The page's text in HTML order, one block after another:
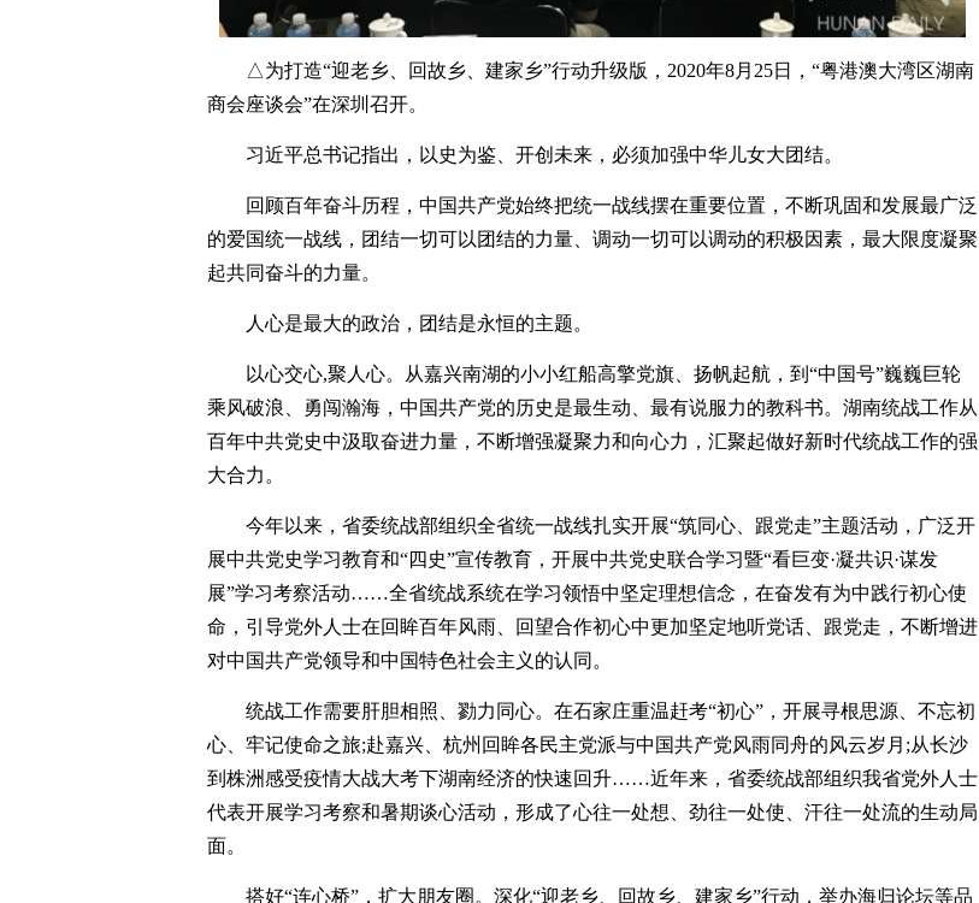
△为打造“迎老乡、回故乡、建家乡”行动升级版，2020年8月25日，“粤港澳大湾区湖南
商会座谈会”在深圳召开。
习近平总书记指出，以史为鉴、开创未来，必须加强中华儿女大团结。
回顾百年奋斗历程，中国共产党始终把统一战线摆在重要位置，不断巩固和发展最广泛
的爱国统一战线，团结一切可以团结的力量、调动一切可以调动的积极因素，最大限度凝聚
起共同奋斗的力量。
人心是最大的政治，团结是永恒的主题。
以心交心,聚人心。从嘉兴南湖的小小红船高擎党旗、扬帆起航，到“中国号”巍巍巨轮
乘风破浪、勇闯瀚海，中国共产党的历史是最生动、最有说服力的教科书。湖南统战工作从
百年中共党史中汲取奋进力量，不断增强凝聚力和向心力，汇聚起做好新时代统战工作的强
大合力。
今年以来，省委统战部组织全省统一战线扎实开展“筑同心、跟党走”主题活动，广泛开
展中共党史学习教育和“四史”宣传教育，开展中共党史联合学习暨“看巨变·凝共识·谋发
展”学习考察活动……全省统战系统在学习领悟中坚定理想信念，在奋发有为中践行初心使
命，引导党外人士在回眸百年风雨、回望合作初心中更加坚定地听党话、跟党走，不断增进
对中国共产党领导和中国特色社会主义的认同。
统战工作需要肝胆相照、勠力同心。在石家庄重温赶考“初心”，开展寻根思源、不忘初
心、牢记使命之旅;赴嘉兴、杭州回眸各民主党派与中国共产党风雨同舟的风云岁月;从长沙
到株洲感受疫情大战大考下湖南经济的快速回升……近年来，省委统战部组织我省党外人士
代表开展学习考察和暑期谈心活动，形成了心往一处想、劲往一处使、汗往一处流的生动局
面。
搭好“连心桥”，扩大朋友圈。深化“迎老乡、回故乡、建家乡”行动，举办海归论坛等品